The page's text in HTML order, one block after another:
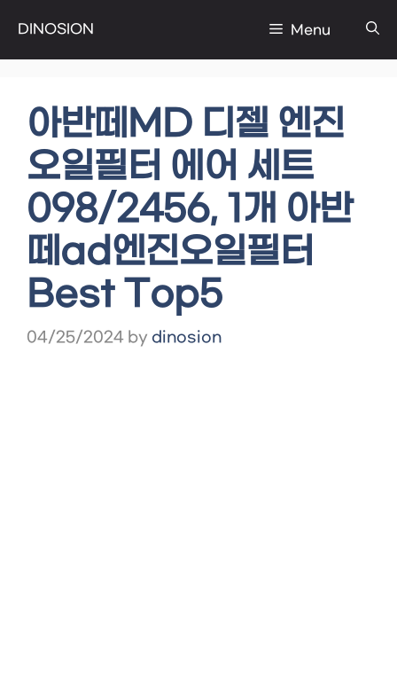
to
DINOSION Menu
아반떼MD 디젤 엔진
오일필터 에어 세트
098/2456, 1개 아반
떼ad엔진오일필터
Best Top5
04/25/2024 by dinosion